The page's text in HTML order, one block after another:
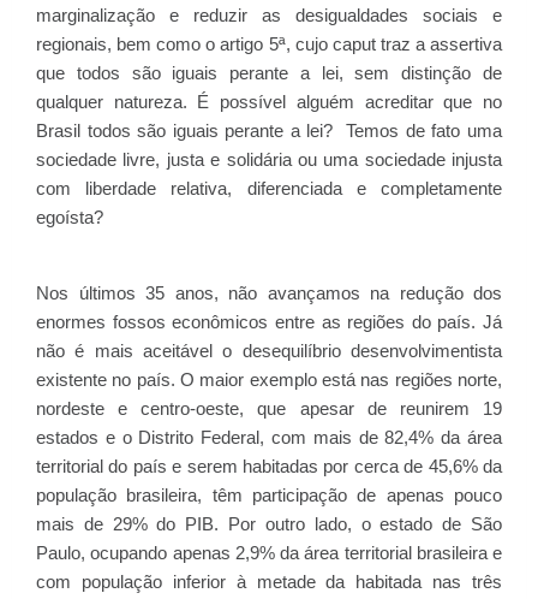
marginalização e reduzir as desigualdades sociais e
regionais, bem como o artigo 5ª, cujo caput traz a assertiva
que todos são iguais perante a lei, sem distinção de
qualquer natureza. É possível alguém acreditar que no
Brasil todos são iguais perante a lei? Temos de fato uma
sociedade livre, justa e solidária ou uma sociedade injusta
com liberdade relativa, diferenciada e completamente
egoísta?
Nos últimos 35 anos, não avançamos na redução dos
enormes fossos econômicos entre as regiões do país. Já
não é mais aceitável o desequilíbrio desenvolvimentista
existente no país. O maior exemplo está nas regiões norte,
nordeste e centro-oeste, que apesar de reunirem 19
estados e o Distrito Federal, com mais de 82,4% da área
territorial do país e serem habitadas por cerca de 45,6% da
população brasileira, têm participação de apenas pouco
mais de 29% do PIB. Por outro lado, o estado de São
Paulo, ocupando apenas 2,9% da área territorial brasileira e
com população inferior à metade da habitada nas três